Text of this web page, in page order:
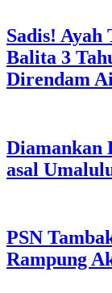
Sadis!
Balita 3
Direndam
Diamankan
asal
PSN
Rampung